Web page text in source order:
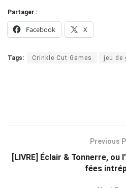
Partager :
Facebook X
Tags: Crinkle Cut Games jeu de
Previous
[LIVRE] Éclair & Tonnerre,
fées